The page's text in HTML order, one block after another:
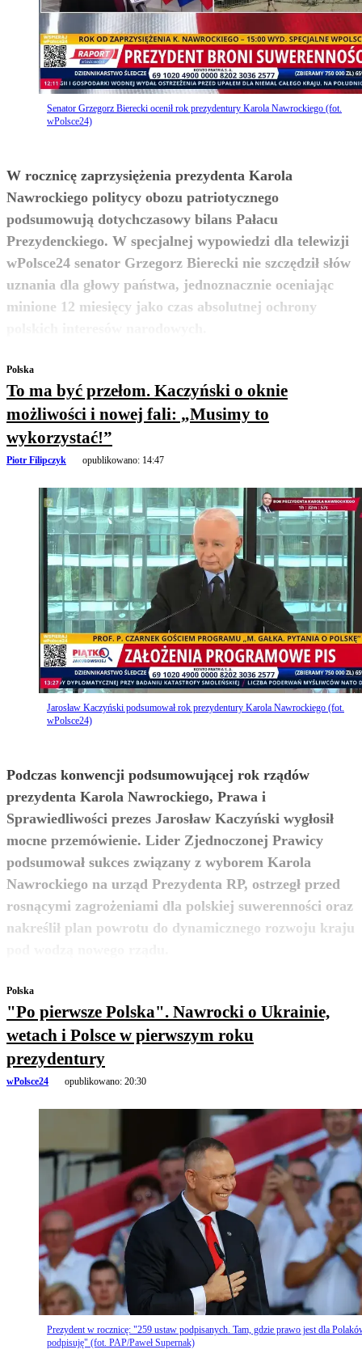
Senator Grzegorz Bierecki ocenił rok prezydentury Karola Nawrockiego (fot.
wPolsce24)
W rocznicę zaprzysiężenia prezydenta Karola
Nawrockiego politycy obozu patriotycznego
podsumowują dotychczasowy bilans Pałacu
Prezydenckiego. W specjalnej wypowiedzi dla telewizji
wPolsce24 senator Grzegorz Bierecki nie szczędził słów
uznania dla głowy państwa, jednoznacznie oceniając
minione 12 miesięcy jako czas absolutnej ochrony
zobacz więcej
Polska
To ma być przełom. Kaczyński o oknie
możliwości i nowej fali: „Musimy to
wykorzystać!”
Piotr Filipczyk opublikowano: 14:47
Jarosław Kaczyński podsumował rok prezydentury Karola Nawrockiego (fot.
wPolsce24)
Podczas konwencji podsumowującej rok rządów
prezydenta Karola Nawrockiego, Prawa i
Sprawiedliwości prezes Jarosław Kaczyński wygłosił
mocne przemówienie. Lider Zjednoczonej Prawicy
podsumował sukces związany z wyborem Karola
Nawrockiego na urząd Prezydenta RP, ostrzegł przed
rosnącymi zagrożeniami dla polskiej suwerenności oraz
nakreślił plan powrotu do dynamicznego rozwoju kraju
zobacz więcej
Polska
"Po pierwsze Polska". Nawrocki o Ukrainie,
wetach i Polsce w pierwszym roku
prezydentury
wPolsce24 opublikowano: 20:30
Prezydent w rocznicę: "259 ustaw podpisanych. Tam, gdzie prawo jest dla
podpisuję" (fot. PAP/Paweł Supernak)